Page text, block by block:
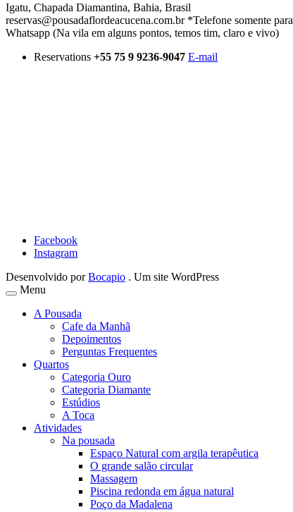
Igatu, Chapada Diamantina, Bahia, Brasil
reservas@pousadaflordeacucena.com.br *Telefone somente para
Whatsapp (Na vila em alguns pontos, temos tim, claro e vivo)
Reservations +55 75 9 9236-9047 E-mail
Facebook
Instagram
Desenvolvido porBocapio . Um site WordPress
Menu
A Pousada
Cafe da Manhã
Depoimentos
Perguntas Frequentes
Quartos
Categoria Ouro
Categoria Diamante
Estúdios
A Toca
Atividades
Na pousada
Espaço Natural com argila terapêutica
O grande salão circular
Massagem
Piscina redonda em água natural
Poço da Madalena